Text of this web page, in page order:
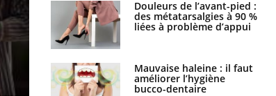
Douleurs de l’avant-pied :
des métatarsalgies à 90 %
liées à problème d’appui
Mauvaise haleine : il faut
améliorer l’hygiène
bucco-dentaire